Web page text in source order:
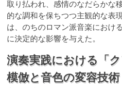
取り払われ、感情のなだらかな
的な調和を保ちつつ主観的な表
は、のちのロマン派音楽におけ
に決定的な影響を与えた。
演奏実践における「
模倣と音色の変容技術